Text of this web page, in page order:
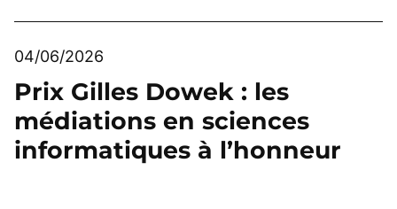
Prix Gilles Dowek : les
médiations en sciences
informatiques à l’honneur
04/06/2026
Sauter à la navigation principale